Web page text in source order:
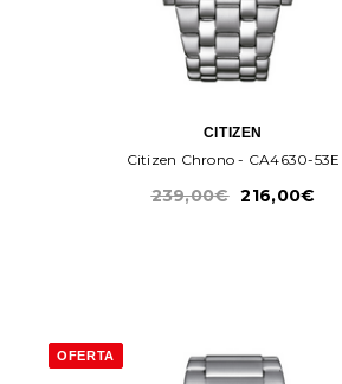
CITIZEN
Citizen Chrono - CA4630-53E
239,00€ 216,00€
OFERTA